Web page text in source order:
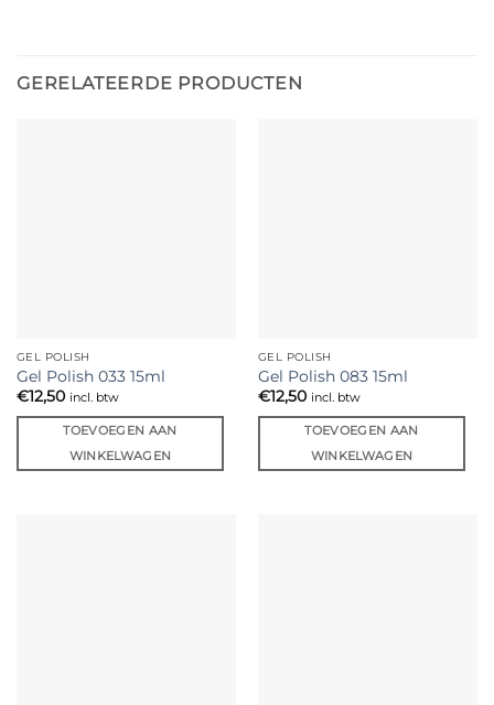
GERELATEERDE PRODUCTEN
GEL POLISH
Gel Polish 033 15ml
€12,50 incl. btw
TOEVOEGEN AAN
WINKELWAGEN
GEL POLISH
Gel Polish 083 15ml
€12,50 incl. btw
TOEVOEGEN AAN
WINKELWAGEN